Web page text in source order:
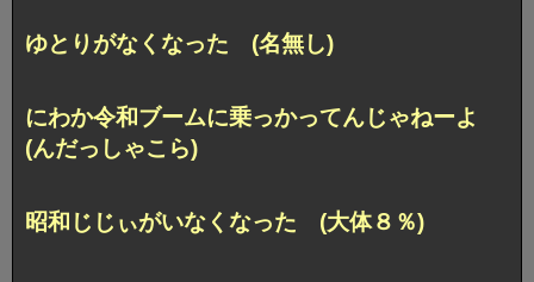
ゆとりがなくなった (名無し)
にわか令和ブームに乗っかってんじゃねーよ
(んだっしゃこら)
昭和じじぃがいなくなった (大体８％)